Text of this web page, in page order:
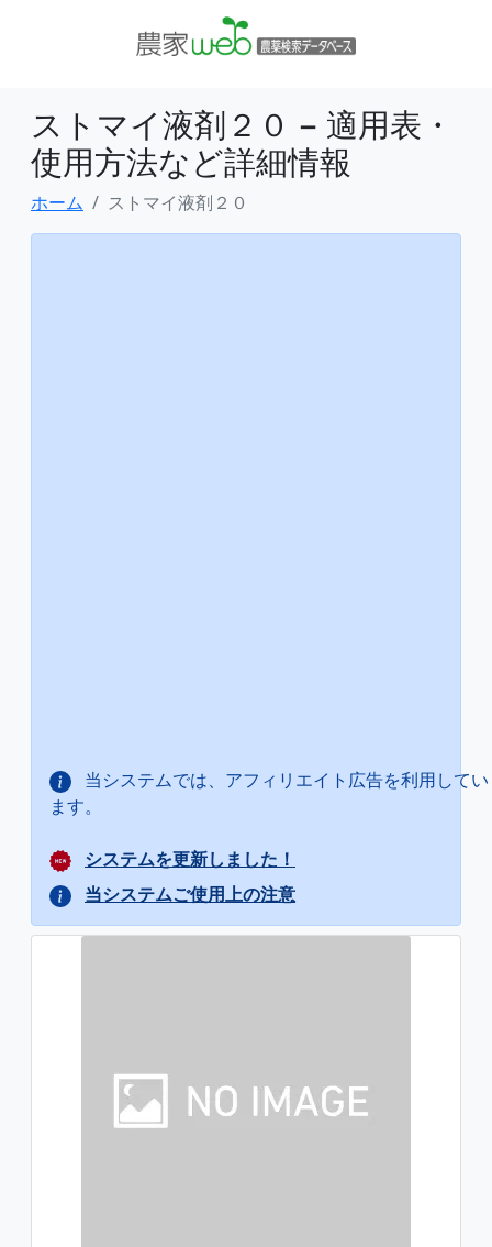
ストマイ液剤２０ − 適用表・
使用方法など詳細情報
ホーム ストマイ液剤２０
当システムでは、アフィリエイト広告を利用してい
ます。
システムを更新しました！
当システムご使用上の注意